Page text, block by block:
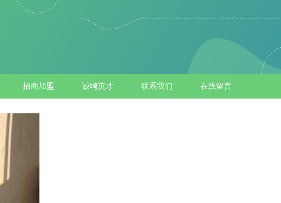
招商加盟 诚聘英才 联系我们 在线留言